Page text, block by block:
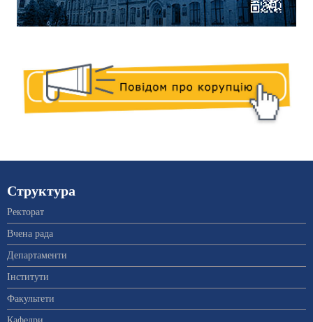
Структура
Ректорат
Вчена рада
Департаменти
Інститути
Факультети